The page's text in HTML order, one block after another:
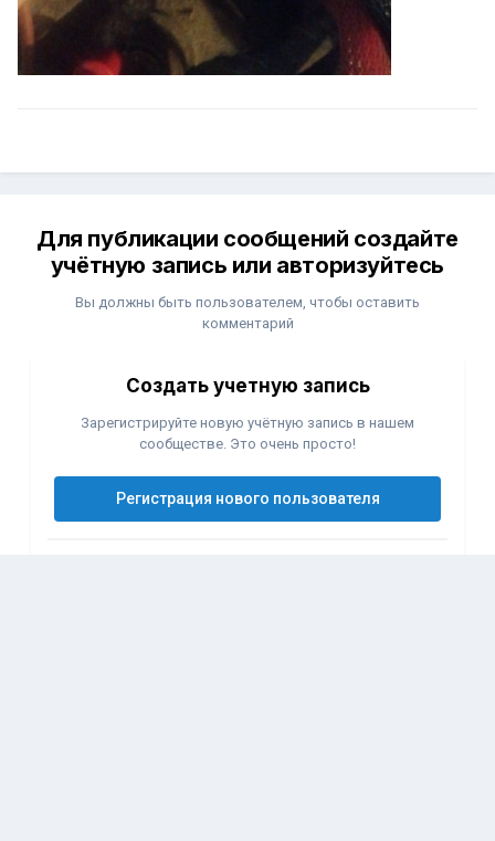
Для публикации сообщений создайте
учётную запись или авторизуйтесь
Вы должны быть пользователем, чтобы оставить
комментарий
Создать учетную запись
Зарегистрируйте новую учётную запись в нашем
сообществе. Это очень просто!
Регистрация нового пользователя